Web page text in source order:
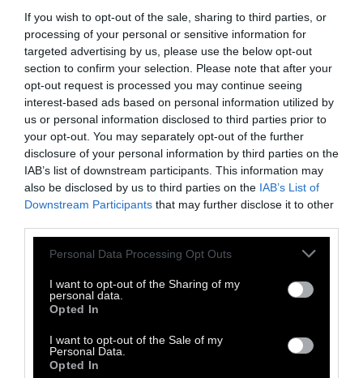
If you wish to opt-out of the sale, sharing to third parties, or
processing of your personal or sensitive information for
targeted advertising by us, please use the below opt-out
section to confirm your selection. Please note that after your
opt-out request is processed you may continue seeing
interest-based ads based on personal information utilized by
us or personal information disclosed to third parties prior to
your opt-out. You may separately opt-out of the further
disclosure of your personal information by third parties on the
IAB’s list of downstream participants. This information may
also be disclosed by us to third parties on the IAB’s List of
Downstream Participants that may further disclose it to other
Personal Data Processing Opt Outs
I want to opt-out of the Sharing of my
personal data.
Opted In
I want to opt-out of the Sale of my
Personal Data.
Opted In
ΚΙΝΟΥΜΕΝΑ ΣΧΕΔΙΑ:Βλέπουμε αγαπημένα
animation από τα μεγαλύτερα στούντιο Wall-
E, H Πεντάμορφη και το Τέρας (1991), Οι
Υπερέξι, H Μικρή Γοργόνα, Πινόκιο κ.ά.